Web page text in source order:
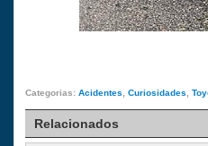
Categorias: Acidentes Curiosidades
Relacionados